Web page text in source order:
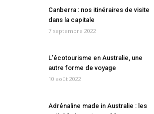
Canberra : nos itinéraires de visite
dans la capitale
7 septembre 2022
L’écotourisme en Australie, une
autre forme de voyage
10 août 2022
Adrénaline made in Australie : les